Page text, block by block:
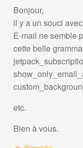
Bonjour,
il y a un souci
E-mail ne semble
cette belle
etc.
Bien à vous.